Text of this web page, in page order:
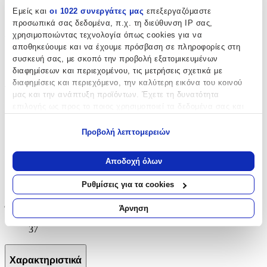
Εμείς και οι 1022 συνεργάτες μας επεξεργαζόμαστε
προσωπικά σας δεδομένα, π.χ. τη διεύθυνση IP σας,
χρησιμοποιώντας τεχνολογία όπως cookies για να
αποθηκεύουμε και να έχουμε πρόσβαση σε πληροφορίες στη
συσκευή σας, με σκοπό την προβολή εξατομικευμένων
διαφημίσεων και περιεχομένου, τις μετρήσεις σχετικά με
διαφημίσεις και περιεχόμενο, την καλύτερη εικόνα του κοινού
μας και την ανάπτυξη προϊόντων. Έχετε τη δυνατότητα
Να συλλέξουμε πληροφορίες σχετικά με τη γεωγραφική
σας τοποθεσία, οι οποίες μπορεί να είναι ακριβείς σε
απόσταση μερικών μέτρων
Να αναγνωρίσουμε τη συσκευή σας σαρώνοντας ενεργά
για συγκεκριμένα χαρακτηριστικά (δακτυλικό αποτύπωμα)
Μάθετε περισσότερα σχετικά με τον τρόπο επεξεργασίας των
προσωπικών σας δεδομένων και καθορίστε τις προτιμήσεις σας
Προβολή λεπτομερειών
Αποδοχή όλων
Ρυθμίσεις για τα cookies
Άρνηση
Αγόρι
Υλικό:
Ξύλο
Διαστάσεις
Μήκος
37
cm
37
Χαρακτηριστικά